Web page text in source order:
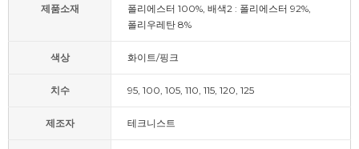
제품소재
폴리에스터 100%, 배색2 : 폴리에스터 92%,
폴리우레탄 8%
색상 화이트/핑크
치수 95, 100, 105, 110, 115, 120, 125
제조자 테크니스트